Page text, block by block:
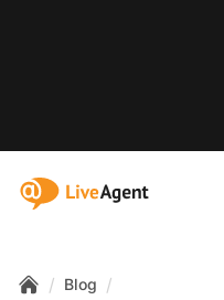
:site.title
/ Blog /